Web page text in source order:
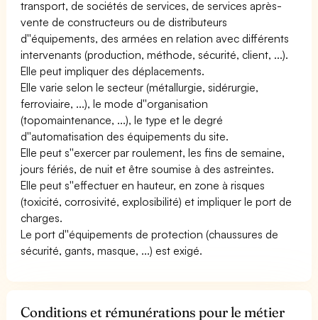
transport, de sociétés de services, de services après-
vente de constructeurs ou de distributeurs
d''équipements, des armées en relation avec différents
intervenants (production, méthode, sécurité, client, ...).
Elle peut impliquer des déplacements.
Elle varie selon le secteur (métallurgie, sidérurgie,
ferroviaire, ...), le mode d''organisation
(topomaintenance, ...), le type et le degré
d''automatisation des équipements du site.
Elle peut s''exercer par roulement, les fins de semaine,
jours fériés, de nuit et être soumise à des astreintes.
Elle peut s''effectuer en hauteur, en zone à risques
(toxicité, corrosivité, explosibilité) et impliquer le port de
charges.
Le port d''équipements de protection (chaussures de
sécurité, gants, masque, ...) est exigé.
Conditions et rémunérations pour le métier